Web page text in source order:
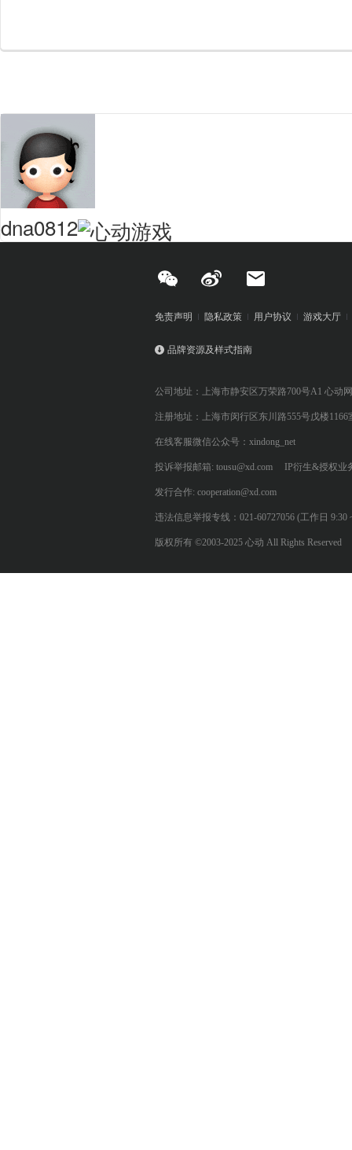
dna0812
免责声明 隐私政策 用户协议 游戏大厅
品牌资源及样式指南
公司地址：上海市静安区万荣路700号A1 心动
注册地址：上海市闵行区东川路555号戊楼1166
在线客服微信公众号：xindong_net
投诉举报邮箱: tousu@xd.com IP衍生&授权业
发行合作: cooperation@xd.com
违法信息举报专线：021-60727056 (工作日 9:30
版权所有 ©2003-2025 心动 All Rights Reserved